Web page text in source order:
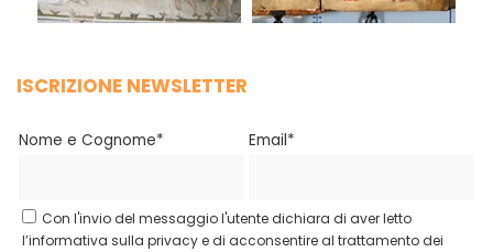
ISCRIZIONE NEWSLETTER
Nome e Cognome* Email*
Con l'invio del messaggio l'utente dichiara di aver letto
l’informativa sulla privacy e di acconsentire al trattamento dei